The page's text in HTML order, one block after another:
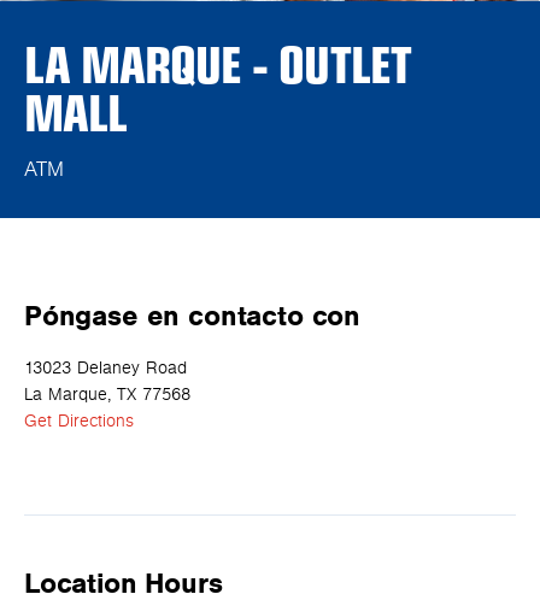
LA MARQUE - OUTLET
MALL
ATM
Póngase en contacto con
13023 Delaney Road
La Marque, TX 77568
Get Directions
Location Hours